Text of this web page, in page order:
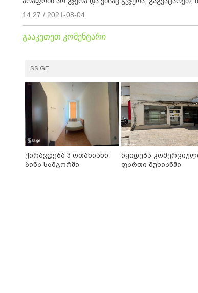
14:27 / 2021-08-04
გააკეთეთ კომენტარი
SS.GE
ქირავდება 3 ოთახიანი
ბინა სამგორში
იყიდება
ფართი მუხიანში